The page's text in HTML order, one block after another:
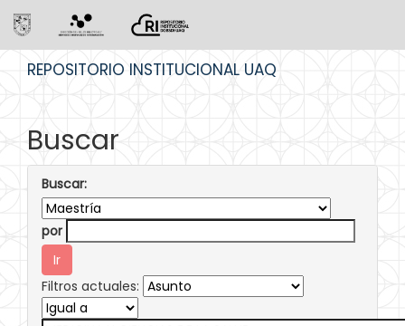
REPOSITORIO INSTITUCIONAL UAQ
Buscar
Buscar:
por
Filtros actuales: